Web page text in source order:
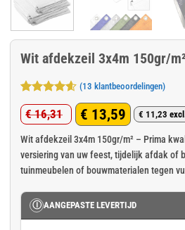
Wit afdekzeil 3x4m 150gr/m²
Gewaardeerd
4.54op 5
gebaseerd
op
13
klant
(13 klantbeoordelingen)
€16,31
Oorspronkelijke
prijs
was:
€ 13,59
Huidige
prijs
is:
€ 11,23
Wit afdekzeil 3x4m 150gr/m² – Prima
versiering van uw feest, tijdelijk afdak of
tuinmeubelen of bouwmaterialen tegen
Ⓘ AANGEPASTE LEVERTIJD